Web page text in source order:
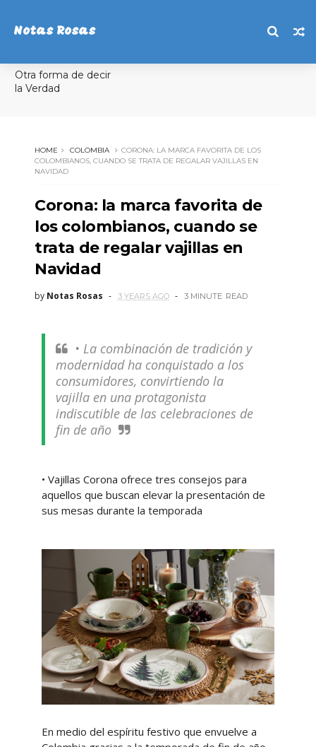
Notas Rosas
Otra forma de decir
la Verdad
HOME COLOMBIA
CORONA: LA MARCA FAVORITA DE LOS
COLOMBIANOS, CUANDO SE TRATA DE REGALAR VAJILLAS EN
NAVIDAD
Corona: la marca favorita de
los colombianos, cuando se
trata de regalar vajillas en
Navidad
by Notas Rosas 3 YEARS AGO 3 MINUTE READ
• La combinación de tradición y
modernidad ha conquistado a los
consumidores, convirtiendo la
vajilla en una protagonista
indiscutible de las celebraciones de
fin de año
• Vajillas Corona ofrece tres consejos para
aquellos que buscan elevar la presentación de
sus mesas durante la temporada
En medio del espíritu festivo que envuelve a